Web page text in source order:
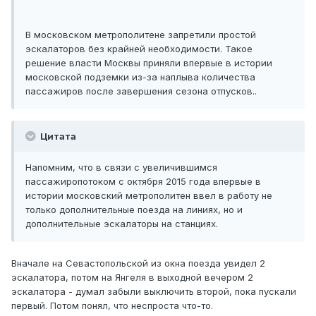
В московском метрополитене запретили простой
эскалаторов без крайней необходимости. Такое
решение власти Москвы приняли впервые в истории
московской подземки из-за наплыва количества
пассажиров после завершения сезона отпусков..
Цитата
Напомним, что в связи с увеличившимся
пассажиропотоком с октября 2015 года впервые в
истории московский метрополитен ввел в работу не
только дополнительные поезда на линиях, но и
дополнительные эскалаторы на станциях.
Вначале на Севастопольской из окна поезда увидел 2
эскалатора, потом на Янгеля в выходной вечером 2
эскалатора - думал забыли выключить второй, пока пускали
первый. Потом понял, что неспроста что-то.